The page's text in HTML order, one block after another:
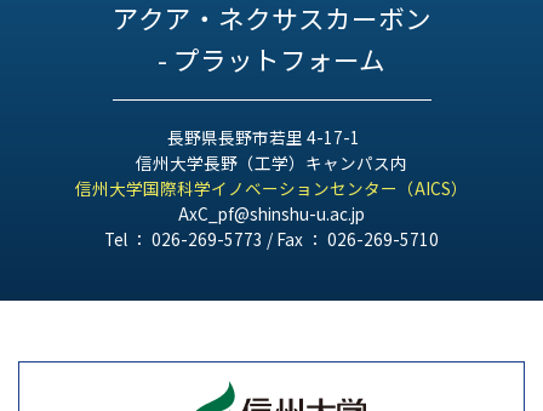
アクア・ネクサスカーボン
- プラットフォーム
長野県長野市若里 4-17-1
信州大学長野（工学）キャンパス内
信州大学国際科学イノベーションセンター（AICS）
AxC_pf@shinshu-u.ac.jp
Tel ： 026-269-5773 / Fax ： 026-269-5710